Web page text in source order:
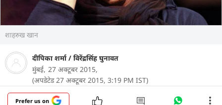
शाहरुख खान
दीपिका शर्मा/ विरेंद्रसिंह घुनावत
मुंबई, 27 अक्टूबर 2015,
(अपडेटेड 27 अक्टूबर 2015, 3:19 PM IST)
Prefer us on